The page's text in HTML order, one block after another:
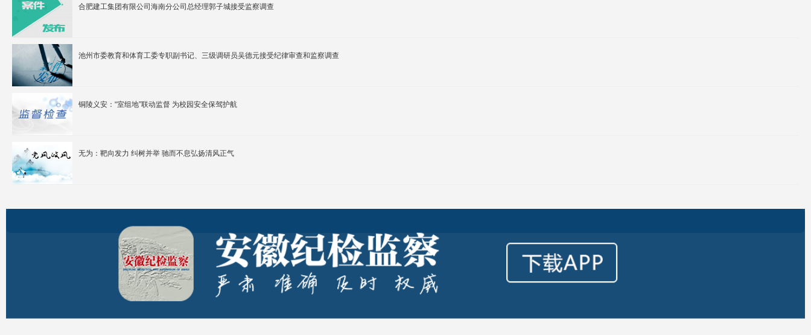
合肥建工集团有限公司海南分公司总经理郭子城接受监察调查
池州市委教育和体育工委专职副书记、三级调研员吴德元接受纪律审查和监察调查
铜陵义安：“室组地”联动监督 为校园安全保驾护航
无为：靶向发力 纠树并举 驰而不息弘扬清风正气